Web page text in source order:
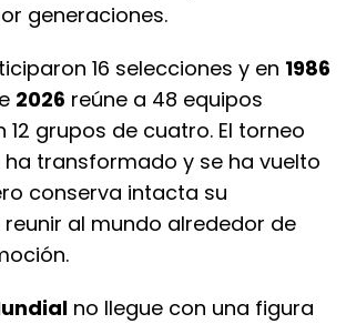
generaciones.
16 selecciones y en 1986
2026 reúne a 48 equipos
12 grupos de cuatro. El torneo
ha transformado y se ha vuelto
conserva intacta su
al mundo alrededor de
no llegue con una figura